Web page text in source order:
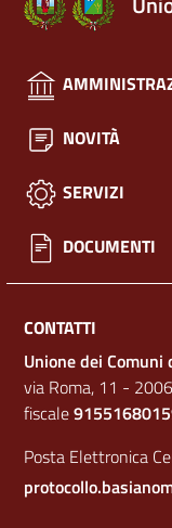
NOVITÀ
SERVIZI
DOCUMENTI
CONTATTI
Unione dei
via Roma, 11 -
fiscale
Posta Elettronica